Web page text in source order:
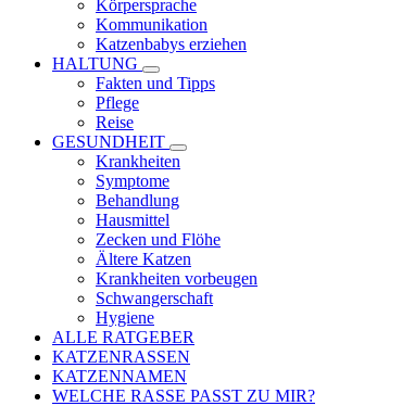
Körpersprache
Kommunikation
Katzenbabys erziehen
HALTUNG
Fakten und Tipps
Pflege
Reise
GESUNDHEIT
Krankheiten
Symptome
Behandlung
Hausmittel
Zecken und Flöhe
Ältere Katzen
Krankheiten vorbeugen
Schwangerschaft
Hygiene
ALLE RATGEBER
KATZENRASSEN
KATZENNAMEN
WELCHE RASSE PASST ZU MIR?